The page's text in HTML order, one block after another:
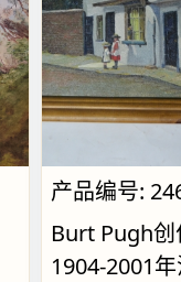
产品编号:
Burt Pugh创
1904-2001